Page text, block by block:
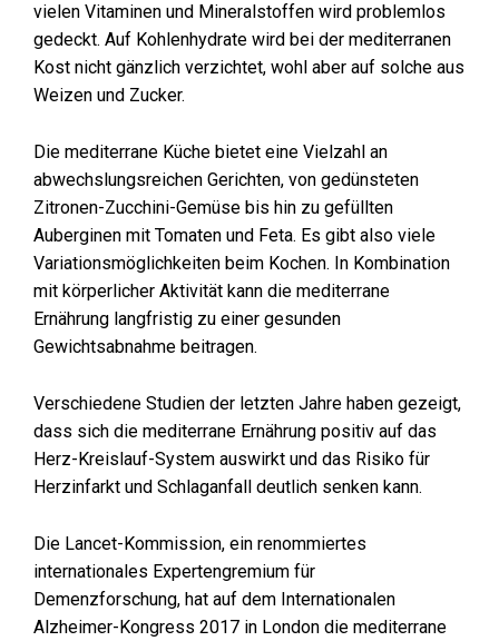
vielen Vitaminen und Mineralstoffen wird problemlos
gedeckt. Auf Kohlenhydrate wird bei der mediterranen
Kost nicht gänzlich verzichtet, wohl aber auf solche aus
Weizen und Zucker.
Die mediterrane Küche bietet eine Vielzahl an
abwechslungsreichen Gerichten, von gedünsteten
Zitronen-Zucchini-Gemüse bis hin zu gefüllten
Auberginen mit Tomaten und Feta. Es gibt also viele
Variationsmöglichkeiten beim Kochen. In Kombination
mit körperlicher Aktivität kann die mediterrane
Ernährung langfristig zu einer gesunden
Gewichtsabnahme beitragen.
Verschiedene Studien der letzten Jahre haben gezeigt,
dass sich die mediterrane Ernährung positiv auf das
Herz-Kreislauf-System auswirkt und das Risiko für
Herzinfarkt und Schlaganfall deutlich senken kann.
Die Lancet-Kommission, ein renommiertes
internationales Expertengremium für
Demenzforschung, hat auf dem Internationalen
Alzheimer-Kongress 2017 in London die mediterrane